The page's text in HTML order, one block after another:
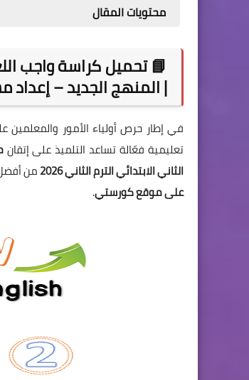
محتويات المقال
| المنهج الجديد – إعداد
في إطار حرص أولياء الأمور
تعليمية فعّالة تساعد التلميذ على إتقان
الثاني الابتدائي الترم الثاني 2026
من أفضل
على موقع كورستي.